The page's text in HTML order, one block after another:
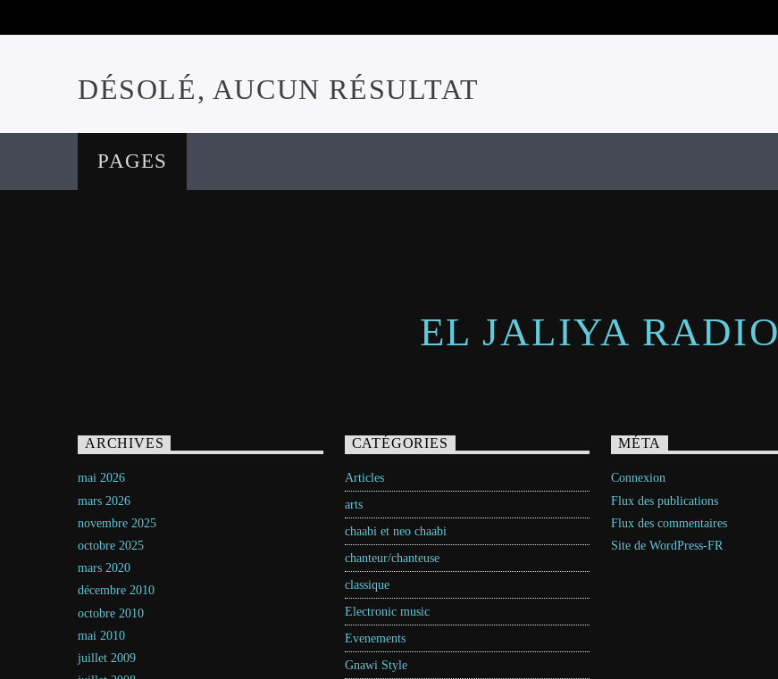
DÉSOLÉ, AUCUN RÉSULTAT
PAGES
EL JALIYA RADIO
ARCHIVES
mai 2026
mars 2026
novembre 2025
octobre 2025
mars 2020
décembre 2010
octobre 2010
mai 2010
juillet 2009
CATÉGORIES
Articles
arts
chaabi et neo chaabi
chanteur/chanteuse
classique
Electronic music
Evenements
Gnawi Style
MÉTA
Connexion
Flux des publications
Flux des commentaires
Site de WordPress-FR